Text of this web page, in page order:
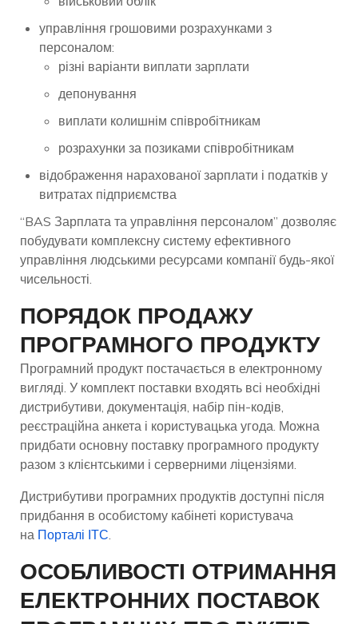
управління грошовими розрахунками з
персоналом:
різні варіанти виплати зарплати
депонування
виплати колишнім співробітникам
розрахунки за позиками співробітникам
відображення нарахованої зарплати і податків у
витратах підприємства
“BAS Зарплата та управління персоналом” дозволяє
побудувати комплексну систему ефективного
управління людськими ресурсами компанії будь-якої
чисельності.
ПОРЯДОК ПРОДАЖУ
ПРОГРАМНОГО ПРОДУКТУ
Програмний продукт постачається в електронному
вигляді. У комплект поставки входять всі необхідні
дистрибутиви, документація, набір пін-кодів,
реєстраційна анкета і користувацька угода. Можна
придбати основну поставку програмного продукту
разом з клієнтськими і серверними ліцензіями.
Дистрибутиви програмних продуктів доступні після
придбання в особистому кабінеті користувача
на Порталі ІТС.
ОСОБЛИВОСТІ ОТРИМАННЯ
ЕЛЕКТРОННИХ ПОСТАВОК